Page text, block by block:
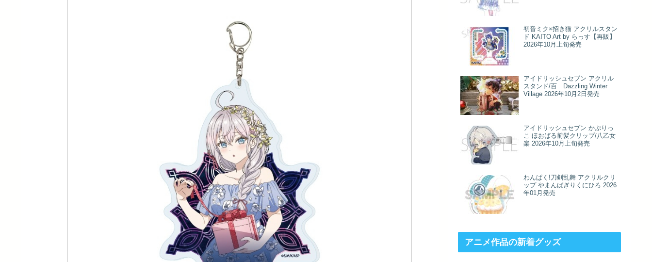
初音ミク×招き猫 アクリルスタン
ド KAITO Art by らっす【再販】
2026年10月上旬発売
アイドリッシュセブン アクリル
スタンド/百 Dazzling Winter
Village 2026年10月2日発売
アイドリッシュセブン かぷりっ
こ ほおばる前髪クリップ/八乙女
楽 2026年10月上旬発売
わんぱく!刀剣乱舞 アクリルクリ
ップ やまんばぎりくにひろ 2026
年01月発売
アニメ作品の新着グッズ